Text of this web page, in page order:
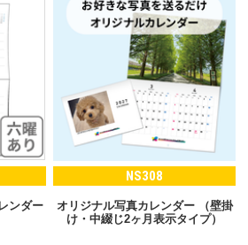
ンダー
NS308
オリジナル写真カレンダー （壁掛
け・中綴じ2ヶ月表示タイプ）